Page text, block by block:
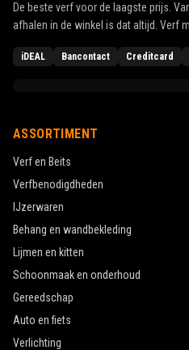
De beste verf voor de laagste prijs.
afhalen in de winkel is dat altijd. Verf
iDEAL Bancontact Creditcard
ASSORTIMENT
Verf en Beits
Verfbenodigdheden
IJzerwaren
Behang en wandbekleding
Lijmen en kitten
Schoonmaak en onderhoud
Gereedschap
Auto en fiets
Verlichting